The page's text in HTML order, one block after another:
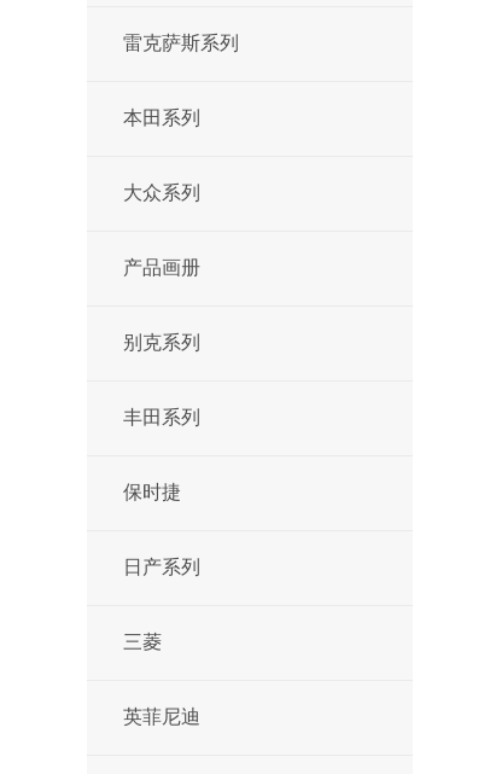
雷克萨斯系列
本田系列
大众系列
产品画册
别克系列
丰田系列
保时捷
日产系列
三菱
英菲尼迪